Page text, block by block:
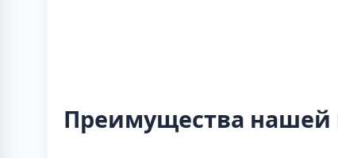
Преимущества